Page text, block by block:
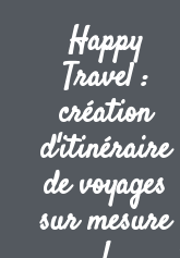
Happy
Travel :
création
d'itinéraire
de voyages
sur mesure